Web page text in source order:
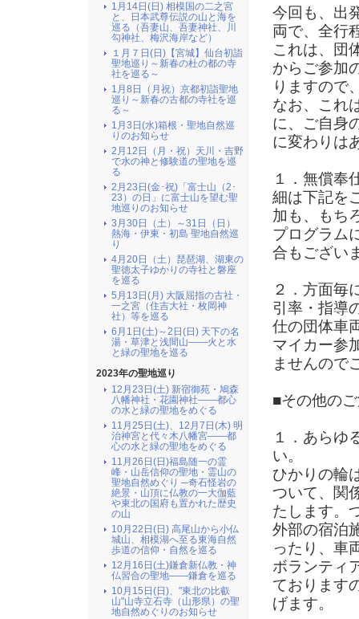
今回も、出
両で、全行
これは、団
からご参加
りますので
なお、これ
に、ご自身
に変わりは
１．無償奉
細は下記を
加も、もち
プログラム
合もござい
２．方面毎
引率・指導
仕の団体車
マイカー参
ませんので
■その他の
１．あらゆ
い。
ひかりの輪
ついて、関
たします。
外部の宿泊
ったり、車
ボランティ
ております
げます。
1月14日(日) 相模国の二之宮
と、日本武尊伝説の山と海を
巡る（吾妻山、吾妻神社、川
勾神社、梅沢海岸など）
１月７日(日)【宮城】仙台初詣
聖地巡り～新春の杜の都の寺
社を巡る～
1月8日（月祝）京都初詣聖地
巡り～新春の古都の寺社を巡
る～
1月3日(水)箱根・聖地自然巡
りのお知らせ
2月12日（月・祝）天川・吉野
で水の神と修験道の聖地を巡
る
2月23日(金･祝)「富士山（2･
23）の日」に富士山を望む聖
地巡りのお知らせ
3月30日（土）～31日（日）
熱海・伊東・初島 聖地自然巡
り
4月20日（土）琵琶湖、湖東の
聖徳太子ゆかりの寺社と磐座
を巡る
5月13日(月) 大阪屈指の古社・
一之宮（住吉大社・枚岡神
社）等を巡る
6月1日(土)～2日(日) 天下の名
湯・草津と浅間山――火と水
と緑の聖地を巡る
2023年の聖地巡り
12月23日(土) 新宿御苑・鳩森
八幡神社・花園神社――都心
の水と緑の聖地をめぐる
11月25日(土)、12月7日(木) 明
治神宮と代々木八幡宮――都
心の水と緑の聖地をめぐる
11月26日(日)福島随一の霊
峰・山岳信仰の聖地・霊山の
聖地自然めぐり ─奇石怪岩の
絶景・山頂に仏教の一大伽藍
や東北の国府も置かれた歴史
の山
10月22日(日) 高尾山から小仏
城山、相模湖へ至る東海自然
歩道の信仰・自然を巡る
12月16日(土)鎌倉新仏教・神
仏習合の聖地――鎌倉を巡る
10月15日(日)、"東北の比叡
山"山寺立石寺（山形県）の聖
地自然めぐりのお知らせ